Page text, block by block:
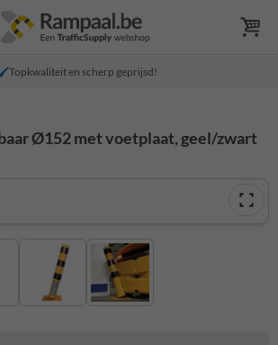
Topkwaliteit en scherp geprijsd!
Ø152 met voetplaat, geel/zwart